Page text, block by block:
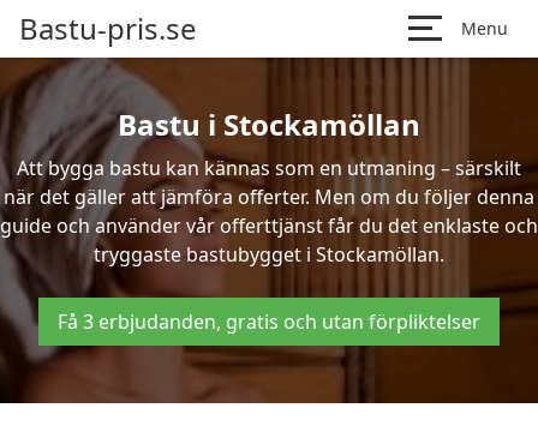
Bastu-pris.se Menu
Bastu i Stockamöllan
Att bygga bastu kan kännas som en utmaning – särskilt
när det gäller att jämföra offerter. Men om du följer denna
guide och använder vår offerttjänst får du det enklaste och
tryggaste bastubygget i Stockamöllan.
Få 3 erbjudanden, gratis och utan förpliktelser